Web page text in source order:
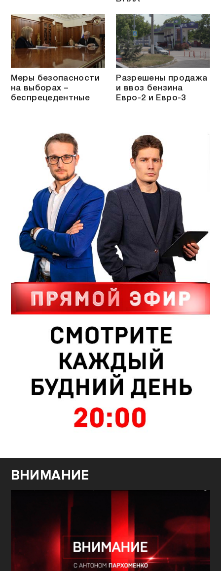
Меры безопасности
на выборах –
беспрецедентные
Разрешены продажа
и ввоз бензина
Евро-2 и Евро-3
ВНИМАНИЕ